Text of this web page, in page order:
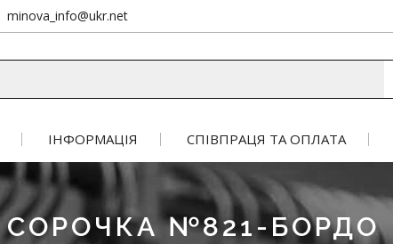
minova_info@ukr.net
ІНФОРМАЦІЯ СПІВПРАЦЯ ТА ОПЛАТА
СОРОЧКА №821-БОРДО